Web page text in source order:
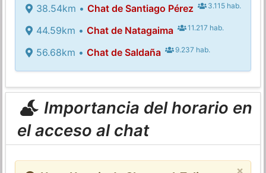
38.54km • Chat de Santiago Pérez 3.115 hab.
44.59km • Chat de Natagaima 11.217 hab.
56.68km • Chat de Saldaña 9.237 hab.
Importancia del horario en
el acceso al chat
×